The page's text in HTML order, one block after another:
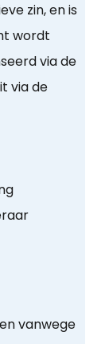
zin, en is
wordt
via de
via de
vanwege